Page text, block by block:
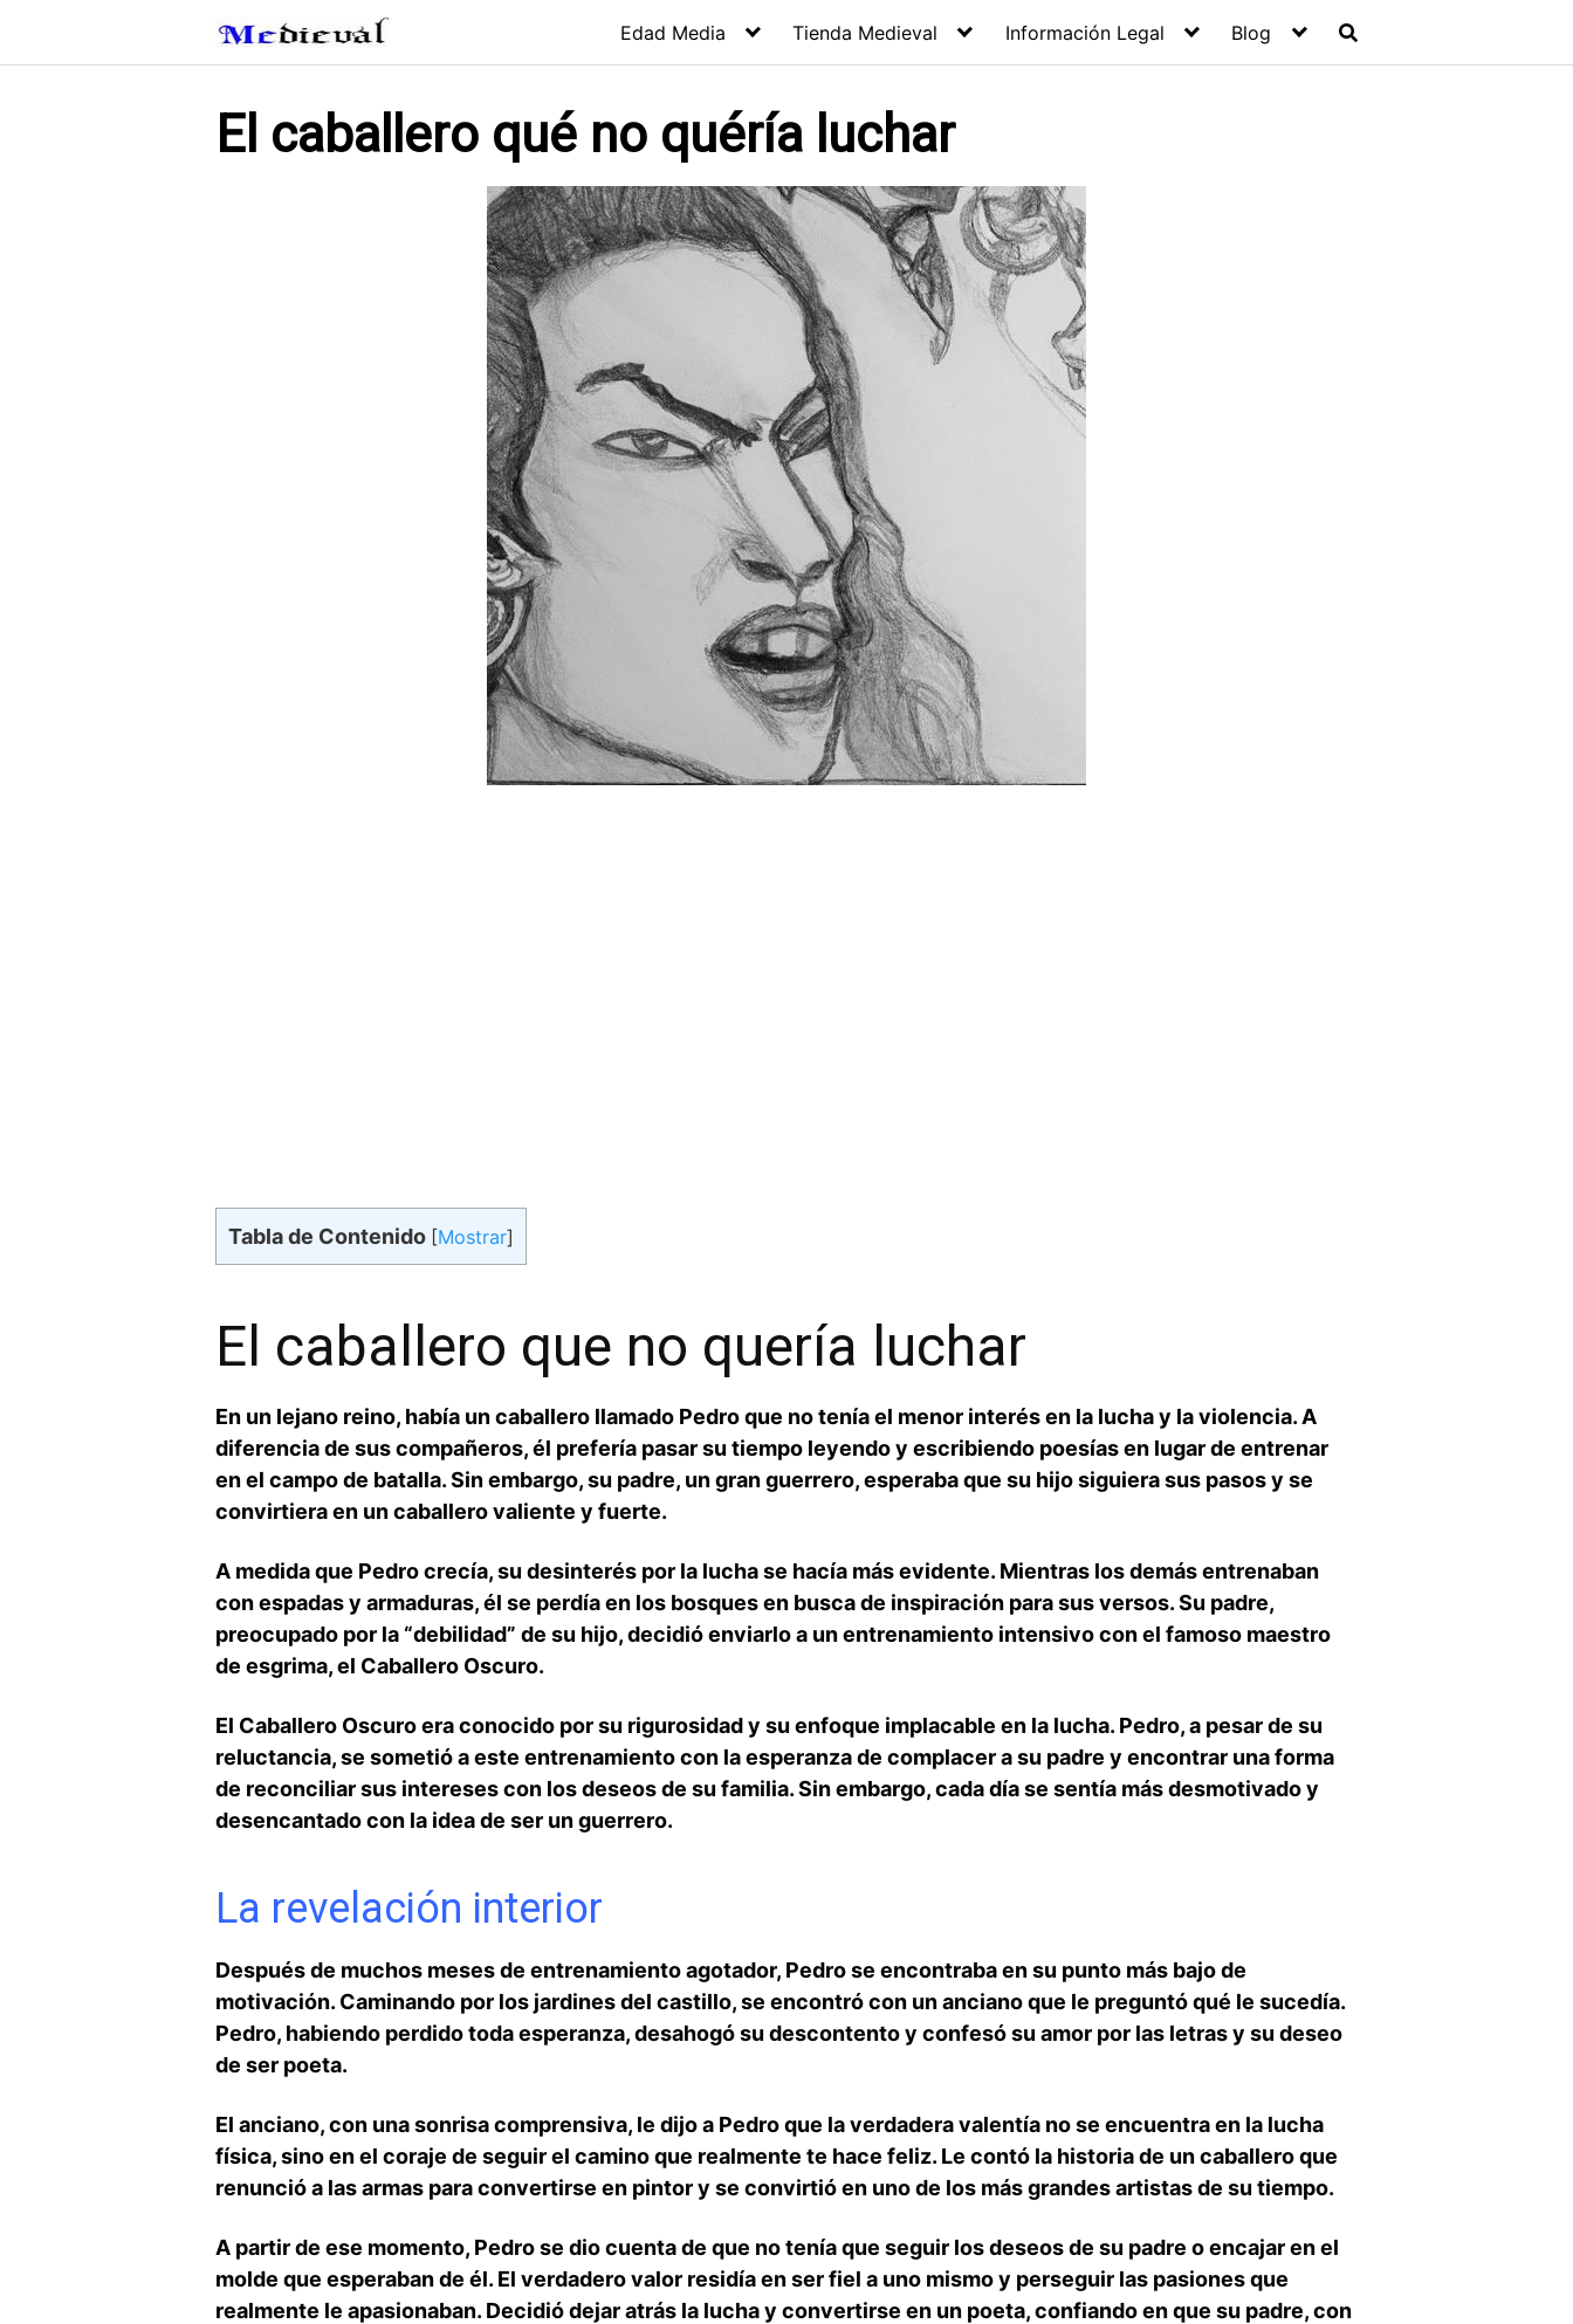
contenido
Edad Media Tienda Medieval Información Legal Blog
El caballero qué no quéría luchar
Tabla de Contenido [Mostrar]
El caballero⁢ que no quería luchar
En un lejano reino,‍ había un caballero⁣ llamado Pedro que no tenía el menor interés ‍en la lucha y ⁤la violencia. A​
diferencia de‌ sus compañeros, él prefería ​pasar‍ su tiempo leyendo y escribiendo‌ poesías en ‌lugar de entrenar​
en el campo de batalla. Sin embargo, su padre, un gran guerrero, esperaba⁤ que su hijo siguiera sus pasos y se
convirtiera en un caballero valiente y fuerte.
A medida que Pedro crecía, su desinterés por la lucha⁤ se hacía más evidente. Mientras ⁢los demás entrenaban
con​ espadas y armaduras,‍ él se perdía en los bosques en busca de inspiración para sus versos. Su padre,
preocupado por la “debilidad” de su hijo, decidió enviarlo a un entrenamiento intensivo con el famoso⁤ maestro
de esgrima, el Caballero Oscuro.
El Caballero Oscuro era conocido ‌por su rigurosidad y su⁣ enfoque⁤ implacable⁣ en la lucha. Pedro, a pesar⁢ de su
reluctancia, se​ sometió a este entrenamiento con la esperanza ⁤de complacer a su padre y⁣ encontrar​ una⁤ forma
⁣de reconciliar sus intereses con los deseos de su familia. Sin embargo, cada día se ⁢sentía más desmotivado y
desencantado con la idea de ser un guerrero.
La revelación interior
Después de muchos meses de entrenamiento agotador, Pedro se encontraba en su punto más bajo de
motivación. ‍Caminando‍ por los jardines⁣ del ⁢castillo, se encontró con un anciano que le preguntó ⁢qué le sucedía.⁤
Pedro, ⁣habiendo⁢ perdido ⁣toda esperanza, desahogó su descontento y confesó‍ su amor por las letras y su deseo
de ser poeta.
El anciano, ‍con una sonrisa‌ comprensiva, le⁤ dijo a Pedro que la verdadera‌ valentía no se encuentra en la lucha
física, sino ⁣en el coraje de seguir el⁤ camino que realmente te hace feliz. Le contó ⁣la historia de un caballero ⁣que
renunció ‍a⁤ las armas para⁤ convertirse en pintor y se convirtió en uno de los más grandes artistas de su tiempo.
A partir de ese momento, Pedro‍ se ⁣dio cuenta de que⁢ no tenía que seguir los deseos de su padre o encajar en el
molde que esperaban de él. El verdadero valor residía en ser fiel a uno mismo ​y perseguir las pasiones que
realmente⁤ le apasionaban.​ Decidió dejar ​atrás⁢ la lucha ‍y convertirse en un poeta,⁤ confiando​ en que⁤ su padre, con